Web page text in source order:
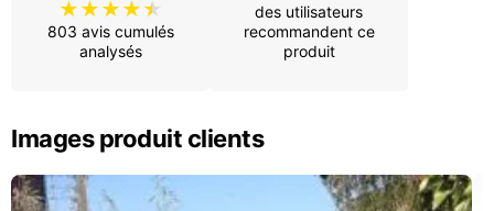
803 avis cumulés
analysés
des utilisateurs
recommandent ce
produit
Images produit clients